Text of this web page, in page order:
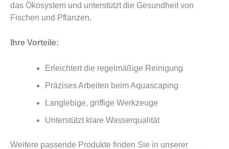
das Ökosystem und unterstützt die Gesundheit von
Fischen und Pflanzen.
Ihre Vorteile:
Erleichtert die regelmäßige Reinigung
Präzises Arbeiten beim Aquascaping
Langlebige, griffige Werkzeuge
Unterstützt klare Wasserqualität
Weitere passende Produkte finden Sie in unserer